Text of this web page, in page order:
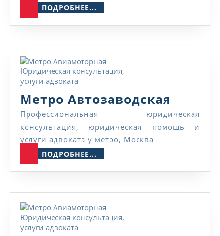
ПОДРОБНЕЕ...
Метро Автозаводская
Профессиональная юридическая
консультация, юридическая помощь и
услуги адвоката у метро, Москва
ПОДРОБНЕЕ...